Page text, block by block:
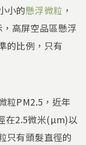
小的懸浮微粒 ，
高屏空品區懸浮
的比例，只有
粒PM2.5，近年
在2.5微米(µm)以
只有頭髮直徑的